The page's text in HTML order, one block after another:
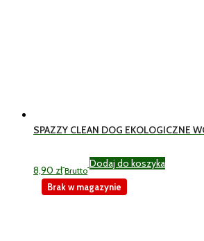
SPAZZY CLEAN DOG EKOLOGICZNE
8,90 zł Brutto
Dodaj do koszyka
Brak w magazynie